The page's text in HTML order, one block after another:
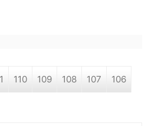
110 109 108 107 106